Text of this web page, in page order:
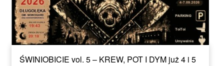
ŚWINIOBICIE vol. 5 – KREW, POT I DYM już 4 i 5